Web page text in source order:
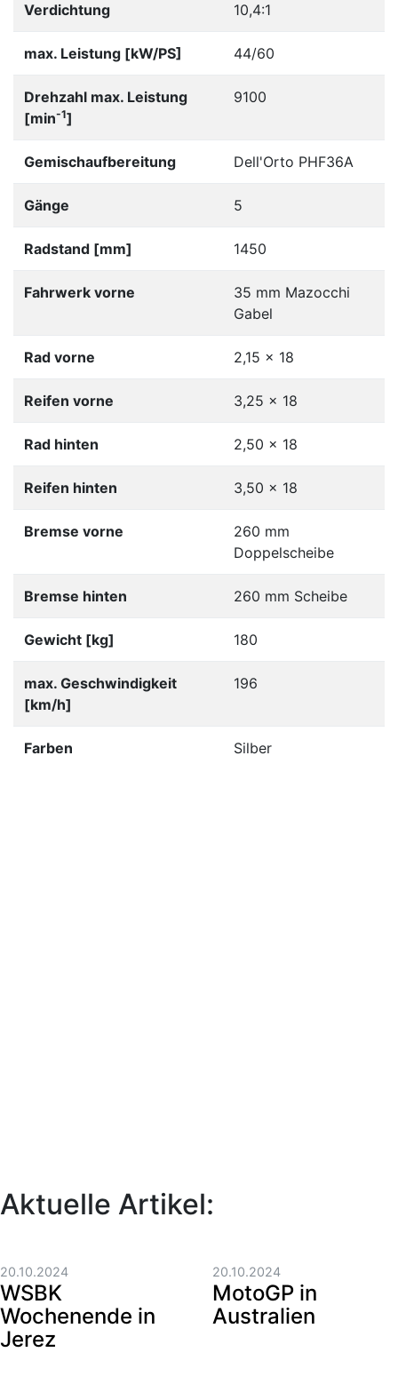
Verdichtung 10,4:1
max. Leistung [kW/PS] 44/60
Drehzahl max. Leistung
[min-1]
9100
Gemischaufbereitung Dell'Orto PHF36A
Gänge 5
Radstand [mm] 1450
Fahrwerk vorne
35 mm Mazocchi
Gabel
Rad vorne 2,15 x 18
Reifen vorne 3,25 x 18
Rad hinten 2,50 x 18
Reifen hinten 3,50 x 18
Bremse vorne
260 mm
Doppelscheibe
Bremse hinten 260 mm Scheibe
Gewicht [kg] 180
max. Geschwindigkeit
[km/h]
196
Farben Silber
Aktuelle Artikel:
20.10.2024
WSBK
Wochenende in
Jerez
20.10.2024
MotoGP in
Australien